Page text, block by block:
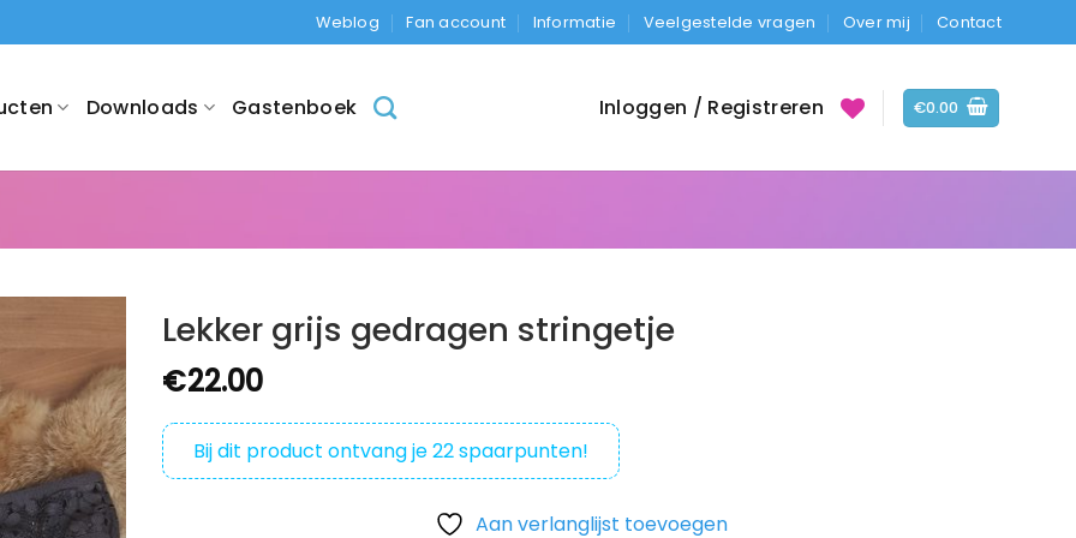
Weblog Fan account Informatie Veelgestelde vragen Over mij Contact
Downloads Gastenboek Inloggen / Registreren €0.00
Lekker grijs gedragen stringetje
€22.00
Bij dit product ontvang je22spaarpunten!
Aan verlanglijst toevoegen